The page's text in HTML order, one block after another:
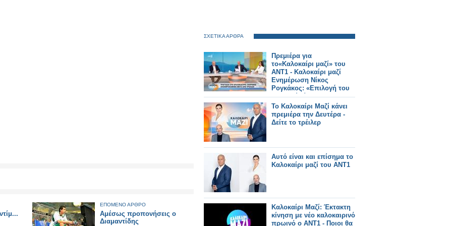
ΕΠΟΜΕΝΟ ΑΡΘΡΟ
Αμέσως προπονήσεις ο
Διαμαντίδης
ΣΧΕΤΙΚΑ ΑΡΘΡΑ
Πρεμιέρα για
το«Καλοκαίρι μαζί» του
ΑΝΤ1 - Καλοκαίρι μαζί
Ενημέρωση Νίκος
Ρογκάκος: «Επιλογή του
σταθμού είναι να
προχωρήσει την
ενημέρωση»
Το Καλοκαίρι Μαζί κάνει
πρεμιέρα την Δευτέρα -
Δείτε το τρέιλερ
Αυτό είναι και επίσημα το
Καλοκαίρι μαζί του ΑΝΤ1
Καλοκαίρι Μαζί: Έκτακτη
κίνηση με νέο καλοκαιρινό
πρωινό ο ΑΝΤ1 - Ποιοι θα